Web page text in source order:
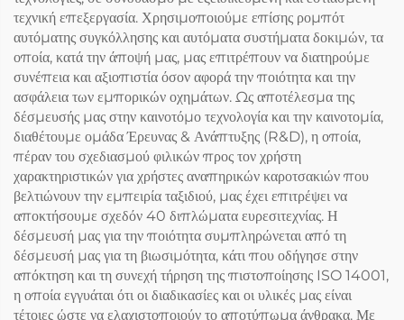
τεχνική επεξεργασία. Χρησιμοποιούμε επίσης ρομπότ
αυτόματης συγκόλλησης και αυτόματα συστήματα δοκιμών, τα
οποία, κατά την άποψή μας, μας επιτρέπουν να διατηρούμε
συνέπεια και αξιοπιστία όσον αφορά την ποιότητα και την
ασφάλεια των εμπορικών οχημάτων. Ως αποτέλεσμα της
δέσμευσής μας στην καινοτόμο τεχνολογία και την καινοτομία,
διαθέτουμε ομάδα Έρευνας & Ανάπτυξης (R&D), η οποία,
πέραν του σχεδιασμού φιλικών προς τον χρήστη
χαρακτηριστικών για χρήστες αναπηρικών καροτσακιών που
βελτιώνουν την εμπειρία ταξιδιού, μας έχει επιτρέψει να
αποκτήσουμε σχεδόν 40 διπλώματα ευρεσιτεχνίας. Η
δέσμευσή μας για την ποιότητα συμπληρώνεται από τη
δέσμευσή μας για τη βιωσιμότητα, κάτι που οδήγησε στην
απόκτηση και τη συνεχή τήρηση της πιστοποίησης ISO 14001,
η οποία εγγυάται ότι οι διαδικασίες και οι υλικές μας είναι
τέτοιες ώστε να ελαχιστοποιούν το αποτύπωμα άνθρακα. Με